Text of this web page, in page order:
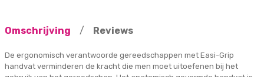
Omschrijving / Reviews
De ergonomisch verantwoorde gereedschappen met Easi-Grip
handvat verminderen de kracht die men moet uitoefenen bij het